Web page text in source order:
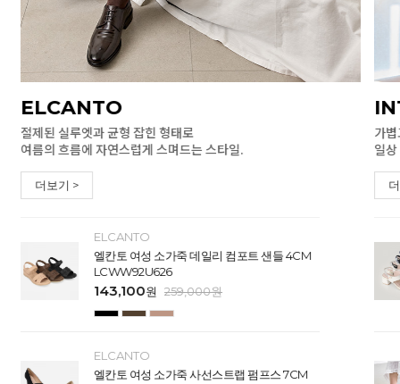
ELCANTO
절제된 실루엣과 균형 잡힌 형태로
여름의 흐름에 자연스럽게 스며드는 스타일.
더보기 >
ELCANTO
엘칸토 여성 소가죽 데일리 컴포트 샌들 4CM
LCWW92U626
143,100원 259,000원
ELCANTO
엘칸토 여성 소가죽 사선스트랩 펌프스 7CM
가
일